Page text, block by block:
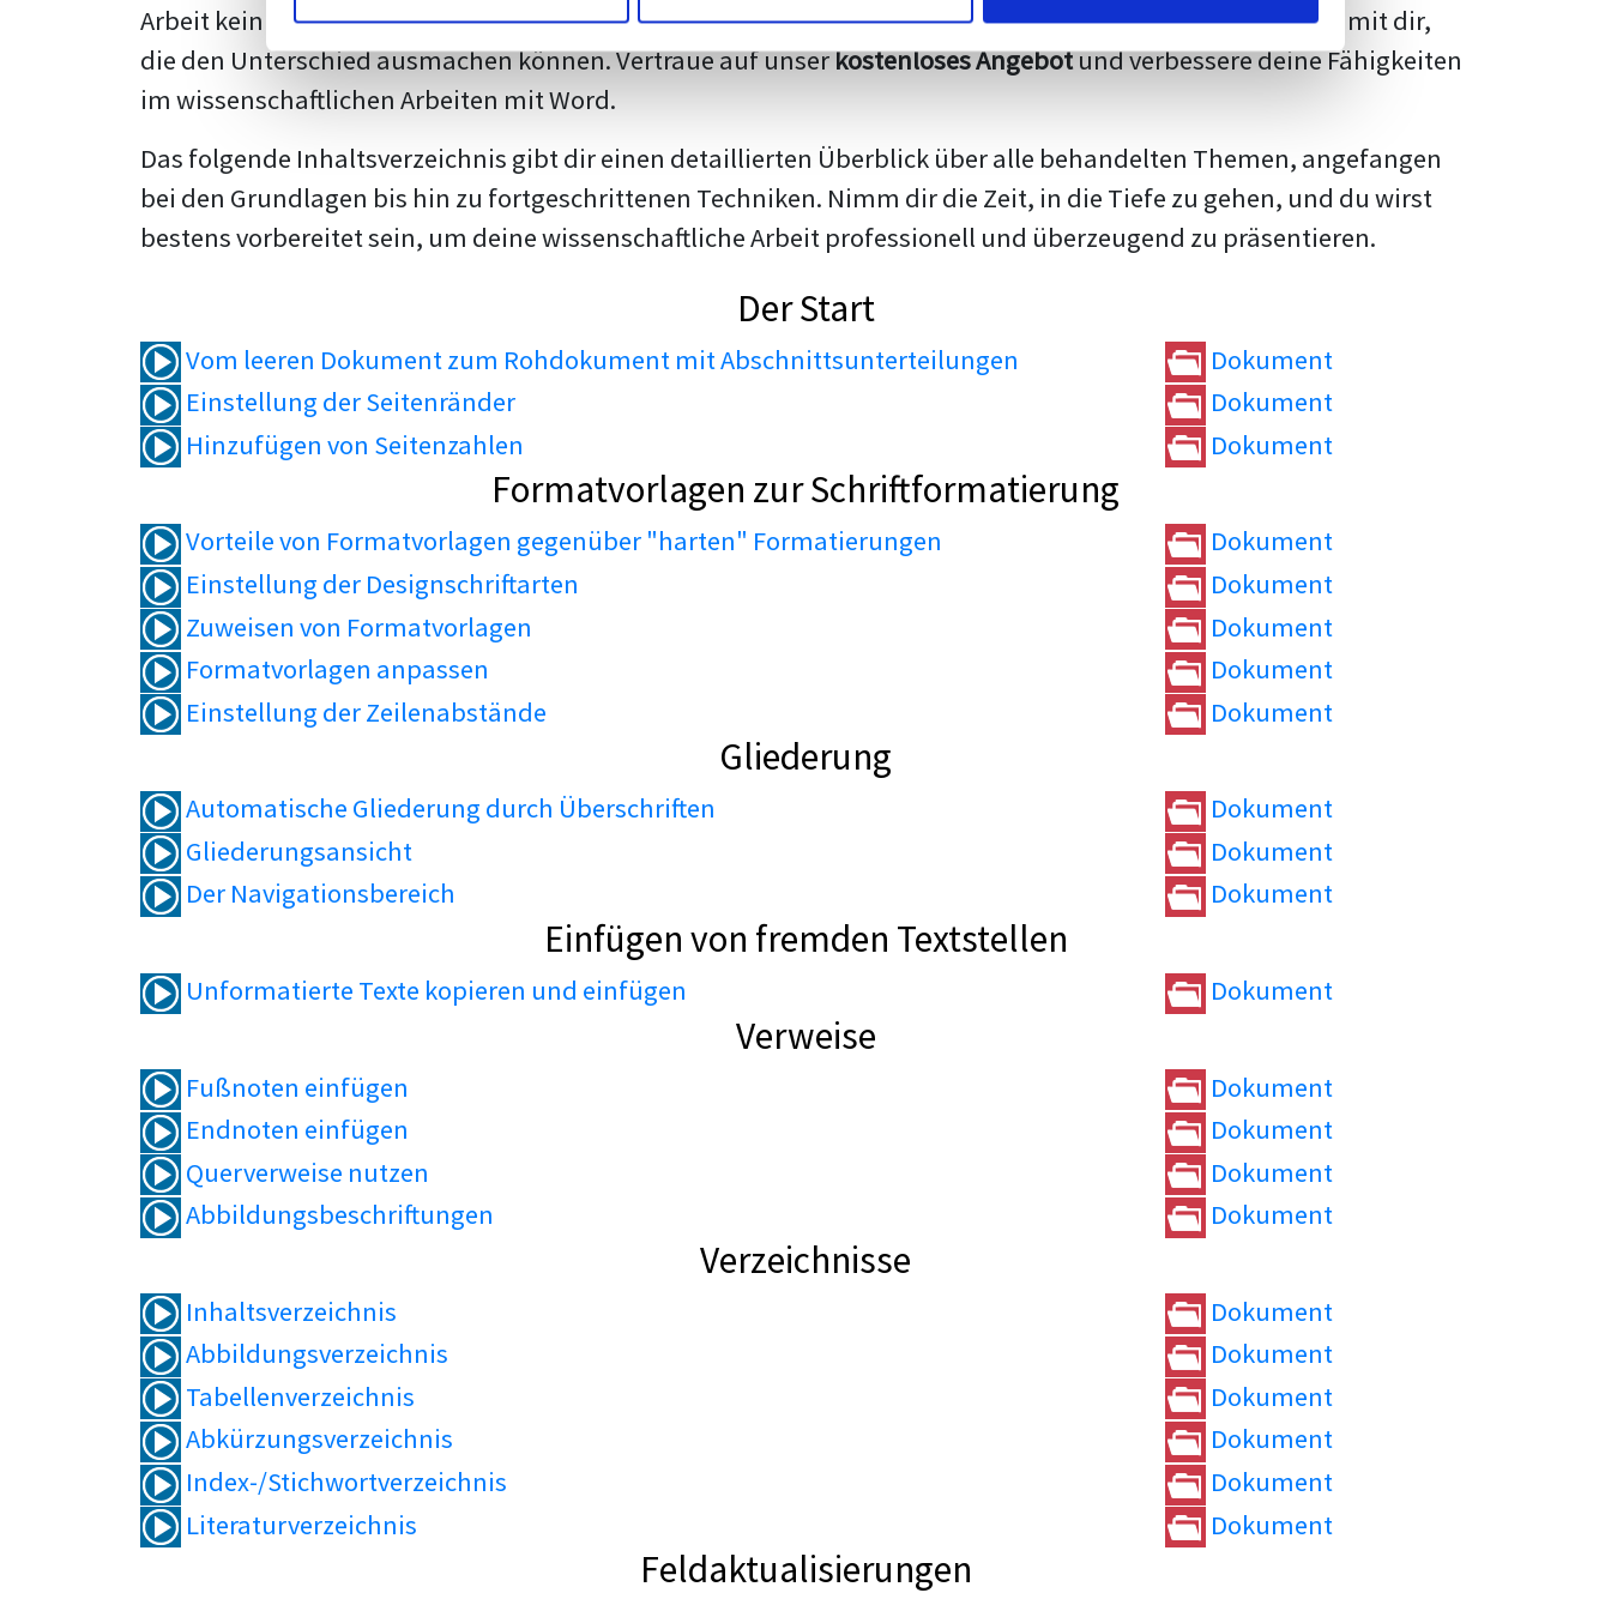
Arbeit kein Problem mehr für dich darstellen. Unsere erfahrenen Trainer teilen wertvolleTipps und Tricks
mit dir,
die den Unterschied ausmachen können. Vertraue auf unserkostenloses Angebotund verbessere deine Fähigkeiten
im wissenschaftlichen Arbeiten mit Word.
Das folgende Inhaltsverzeichnis gibt dir einen detaillierten Überblick über alle behandelten Themen, angefangen
bei den Grundlagen bis hin zu fortgeschrittenen Techniken. Nimm dir die Zeit, in die Tiefe zu gehen, und du wirst
bestens vorbereitet sein, um deine wissenschaftliche Arbeit professionell und überzeugend zu präsentieren.
Der Start
Vom leeren Dokument zum Rohdokument mit Abschnittsunterteilungen
Dokument
Einstellung der Seitenränder
Dokument
Hinzufügen von Seitenzahlen
Dokument
Formatvorlagen zur Schriftformatierung
Vorteile von Formatvorlagen gegenüber "harten" Formatierungen
Dokument
Einstellung der Designschriftarten
Dokument
Zuweisen von Formatvorlagen
Dokument
Formatvorlagen anpassen
Dokument
Einstellung der Zeilenabstände
Dokument
Gliederung
Automatische Gliederung durch Überschriften
Dokument
Gliederungsansicht
Dokument
Der Navigationsbereich
Dokument
Einfügen von fremden Textstellen
Unformatierte Texte kopieren und einfügen Dokument
Verweise
Fußnoten einfügen
Dokument
Endnoten einfügen
Dokument
Querverweise nutzen
Dokument
Abbildungsbeschriftungen
Dokument
Verzeichnisse
Inhaltsverzeichnis
Dokument
Abbildungsverzeichnis
Dokument
Tabellenverzeichnis
Dokument
Abkürzungsverzeichnis
Dokument
Index-/Stichwortverzeichnis
Dokument
Literaturverzeichnis
Dokument
Feldaktualisierungen